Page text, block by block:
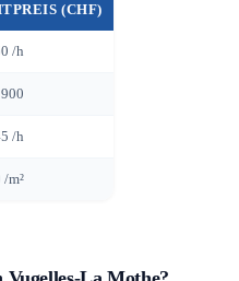
(CHF)
/h
/h
/m²